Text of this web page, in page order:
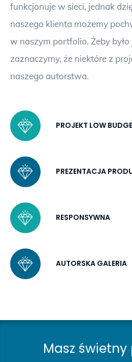
funkcjonuje w sieci, jednak
naszego klienta możemy
w naszym portfolio. Żeby było
zaznaczymy, że niektóre z
naszego autorstwa.
PROJEKT LOW
PREZENTACJA
RESPONSYWNA
AUTORSKA GALERIA
Masz świetny